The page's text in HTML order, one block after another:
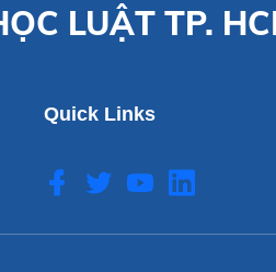
LUẬT TP.
Quick Links